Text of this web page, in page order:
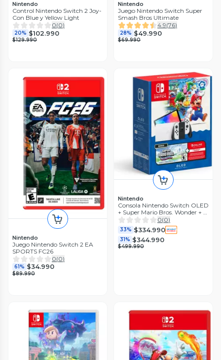
Nintendo
Control Nintendo Switch 2 Joy-
Con Blue y Yellow Light
0(0)
20% $102.990
$129.990
Nintendo
Juego Nintendo Switch Super
Smash Bros Ultimate
4.9(76)
28% $49.990
$69.990
Nintendo
Juego Nintendo Switch 2 EA
SPORTS FC26
0(0)
61% $34.990
$89.990
Nintendo
Consola Nintendo Switch OLED
+ Super Mario Bros. Wonder + 3
Meses Nintendo Switch Online
0(0)
33% $334.990
31% $344.990
$499.990